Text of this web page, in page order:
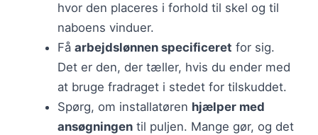
hvor den placeres i forhold til skel og til
naboens vinduer.
Få arbejdslønnen specificeret for sig.
Det er den, der tæller, hvis du ender med
at bruge fradraget i stedet for tilskuddet.
Spørg, om installatøren hjælper med
ansøgningen til puljen. Mange gør, og det